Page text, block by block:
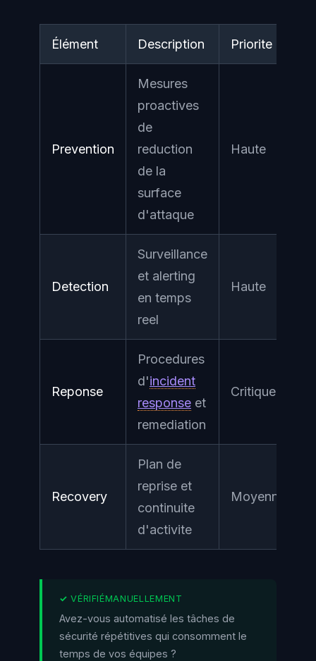
Élément Description Priorite
Prevention
Mesures
proactives
de
reduction
de la
surface
d'attaque
Haute
Detection
Surveillance
et alerting
en temps
reel
Haute
Reponse
Procedures
d'incident
response et
remediation
Critique
Recovery
Plan de
reprise et
continuite
d'activite
Moyenne
Avez-vous automatisé les tâches de
sécurité répétitives qui consomment le
temps de vos équipes ?